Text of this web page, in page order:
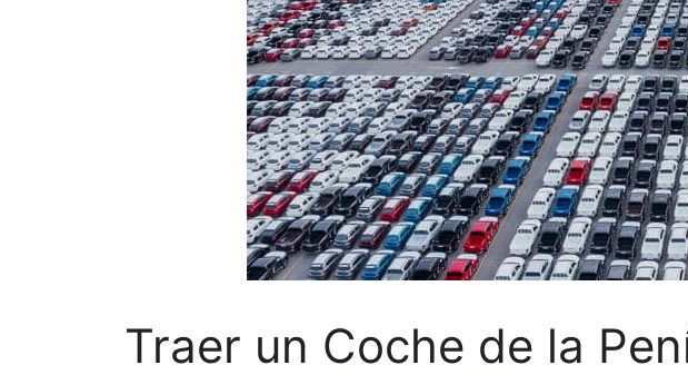
Traer un Coche de la